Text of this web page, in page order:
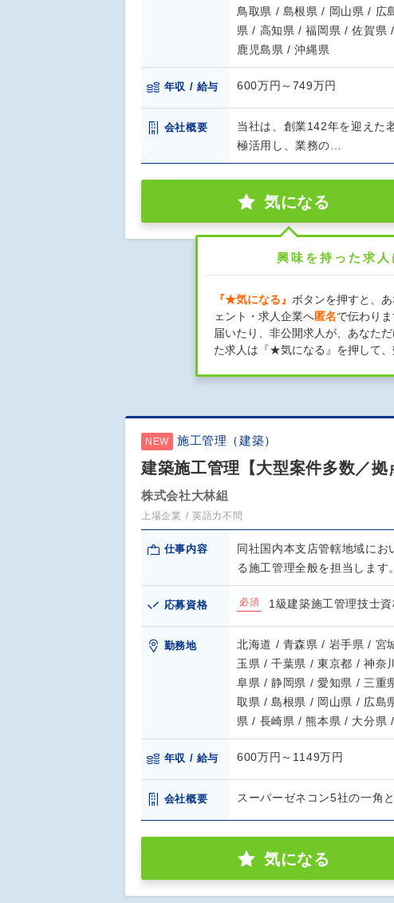
鳥取県 / 島根県 / 岡山県 / 広
県 / 高知県 / 福岡県 / 佐賀県
鹿児島県 / 沖縄県
年収 / 給与 600万円～749万円
会社概要
当社は、創業142年を迎えた
極活用し、業務の…
気になる
興味を持った求人
『★気になる』 ボタンを押すと、
ェント・求人企業へ匿名で伝わり
届いたり、非公開求人が、あなた
た求人は『★気になる』を押して、
NEW 施工管理（建築）
建築施工管理【大型案件多数／拠
株式会社大林組
上場企業 英語力不問
仕事内容
同社国内本支店管轄地域に
る施工管理全般を担当します
応募資格 必須 1級建築施工管理技士
勤務地
北海道 / 青森県 / 岩手県 / 宮
玉県 / 千葉県 / 東京都 / 神奈
阜県 / 静岡県 / 愛知県 / 三重
取県 / 島根県 / 岡山県 / 広島
県 / 長崎県 / 熊本県 / 大分県
年収 / 給与 600万円～1149万円
会社概要 スーパーゼネコン5社の一角
気になる